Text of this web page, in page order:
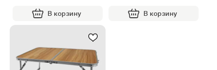
В корзину В корзину